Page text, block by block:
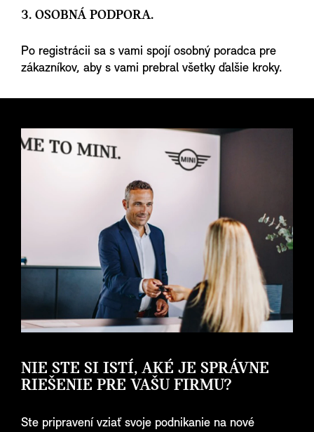
3. OSOBNÁ PODPORA.
Po registrácii sa s vami spojí osobný poradca pre
zákazníkov, aby s vami prebral všetky ďalšie kroky.
NIE STE SI ISTÍ, AKÉ JE SPRÁVNE
RIEŠENIE PRE VAŠU FIRMU?
Ste pripravení vziať svoje podnikanie na nové